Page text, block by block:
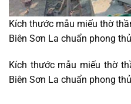
Kích thước mẫu miếu thờ
Biên Sơn La chuẩn phong
Kích thước mẫu miếu thờ
Biên Sơn La chuẩn phong